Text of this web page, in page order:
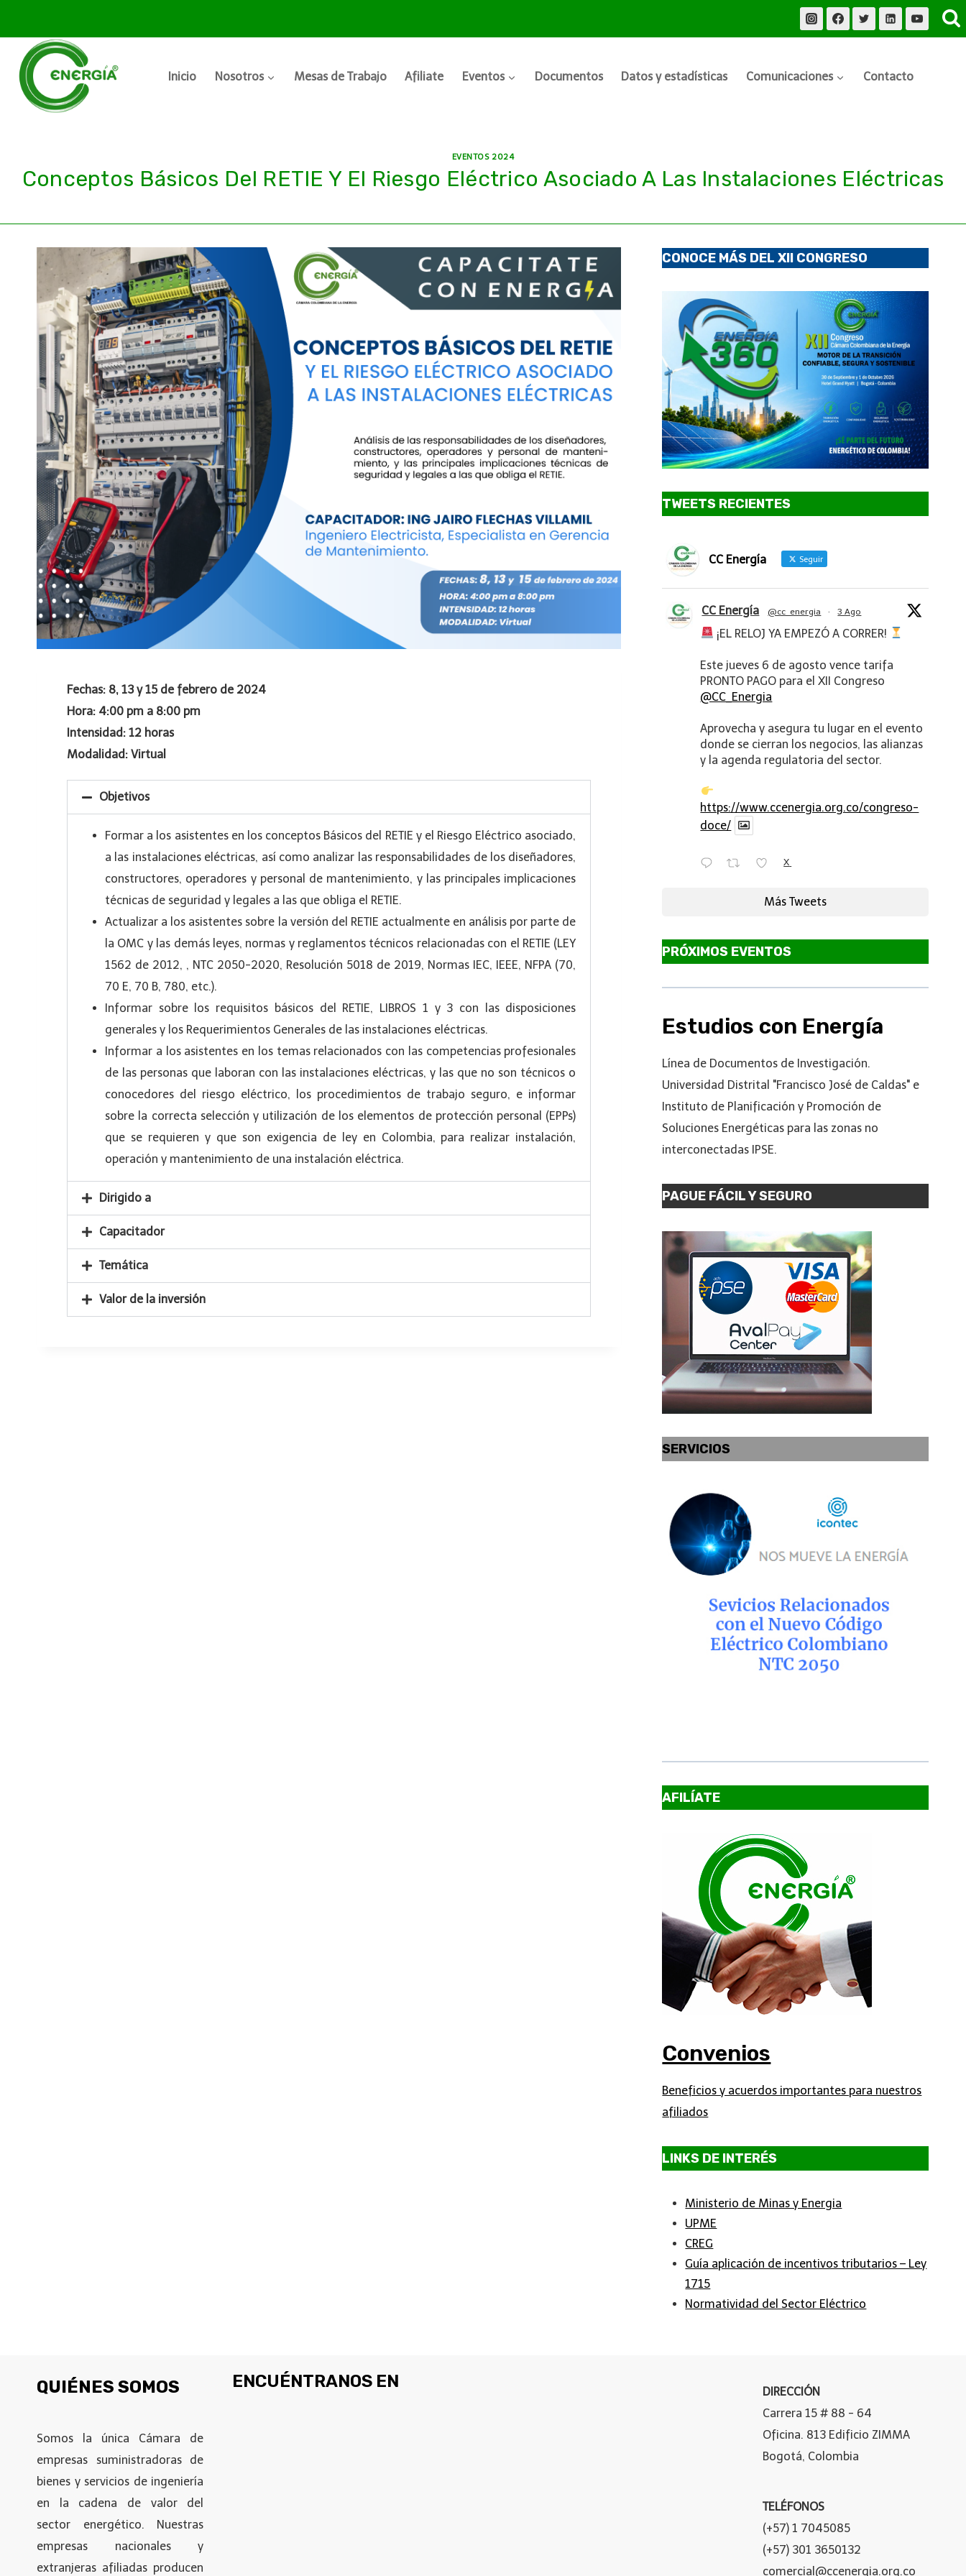
Inicio Nosotros Mesas de Trabajo Afiliate Eventos Documentos Datos y estadísticas Comunicaciones Contacto
EVENTOS 2024
Conceptos Básicos Del RETIE Y El Riesgo Eléctrico Asociado A Las Instalaciones Eléctricas
Fechas: 8, 13 y 15 de febrero de 2024
Hora: 4:00 pm a 8:00 pm
Intensidad: 12 horas
Modalidad: Virtual
Objetivos
Formar a los asistentes en los conceptos Básicos del RETIE y el Riesgo Eléctrico asociado,
a las instalaciones eléctricas, así como analizar las responsabilidades de los diseñadores,
constructores, operadores y personal de mantenimiento, y las principales implicaciones
técnicas de seguridad y legales a las que obliga el RETIE.
Actualizar a los asistentes sobre la versión del RETIE actualmente en análisis por parte de
la OMC y las demás leyes, normas y reglamentos técnicos relacionadas con el RETIE (LEY
1562 de 2012, , NTC 2050-2020, Resolución 5018 de 2019, Normas IEC, IEEE, NFPA (70,
70 E, 70 B, 780, etc.).
Informar sobre los requisitos básicos del RETIE, LIBROS 1 y 3 con las disposiciones
generales y los Requerimientos Generales de las instalaciones eléctricas.
Informar a los asistentes en los temas relacionados con las competencias profesionales
de las personas que laboran con las instalaciones eléctricas, y las que no son técnicos o
conocedores del riesgo eléctrico, los procedimientos de trabajo seguro, e informar
sobre la correcta selección y utilización de los elementos de protección personal (EPPs)
que se requieren y que son exigencia de ley en Colombia, para realizar instalación,
operación y mantenimiento de una instalación eléctrica.
Dirigido a
Capacitador
Temática
Valor de la inversión
CONOCE MÁS DEL XII CONGRESO
TWEETS RECIENTES
CC Energía Seguir
CC Energía @cc_energia · 3 Ago
¡EL RELOJ YA EMPEZÓ A CORRER!
Este jueves 6 de agosto vence tarifa
PRONTO PAGO para el XII Congreso
@CC_Energia
Aprovecha y asegura tu lugar en el evento
donde se cierran los negocios, las alianzas
y la agenda regulatoria del sector.
https://www.ccenergia.org.co/congreso-
doce/
X
Más Tweets
PRÓXIMOS EVENTOS
Estudios con Energía
Línea de Documentos de Investigación.
Universidad Distrital "Francisco José de Caldas" e
Instituto de Planificación y Promoción de
Soluciones Energéticas para las zonas no
interconectadas IPSE.
PAGUE FÁCIL Y SEGURO
SERVICIOS
AFILÍATE
Convenios
Beneficios y acuerdos importantes para nuestros
afiliados
LINKS DE INTERÉS
Ministerio de Minas y Energia
UPME
CREG
Guía aplicación de incentivos tributarios – Ley
1715
Normatividad del Sector Eléctrico
QUIÉNES SOMOS
Somos la única Cámara de
empresas suministradoras de
bienes y servicios de ingeniería
en la cadena de valor del
sector energético. Nuestras
empresas nacionales y
extranjeras afiliadas producen
ENCUÉNTRANOS EN
DIRECCIÓN
Carrera 15 # 88 - 64
Oficina. 813 Edificio ZIMMA
Bogotá, Colombia
TELÉFONOS
(+57) 1 7045085
(+57) 301 3650132
comercial@ccenergia.org.co